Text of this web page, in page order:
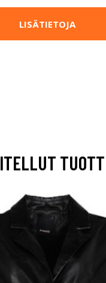
LISÄTIETOJA